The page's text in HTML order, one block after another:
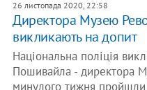
26 листопада 2020, 22:58
Директора Музею
викликають на допит
Національна поліція
Пошивайла - директора
минулого тижня